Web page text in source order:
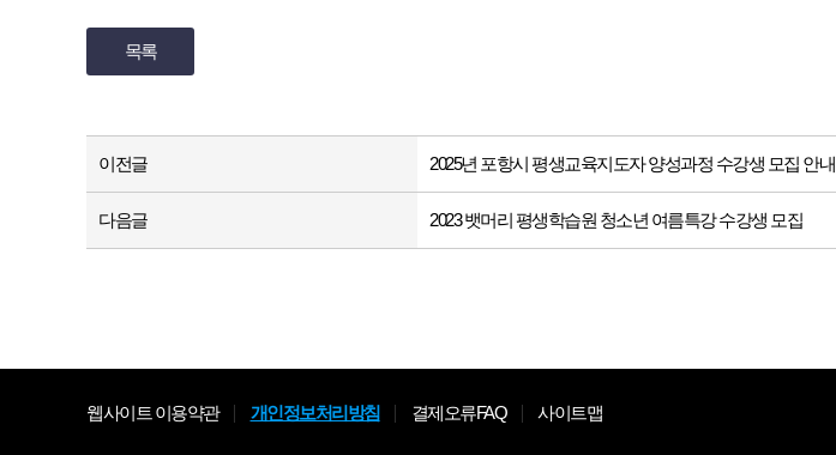
목록
이전글 2025년 포항시 평생교육지도자 양성과정 수강생 모집 안내
다음글 2023 뱃머리 평생학습원 청소년 여름특강 수강생 모집
웹사이트 이용약관 개인정보처리방침 결제오류FAQ 사이트맵